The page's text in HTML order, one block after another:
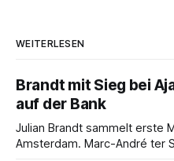
WEITERLESEN
Brandt mit Sieg bei
auf der Bank
Julian Brandt sammelt erste
Amsterdam. Marc-André ter